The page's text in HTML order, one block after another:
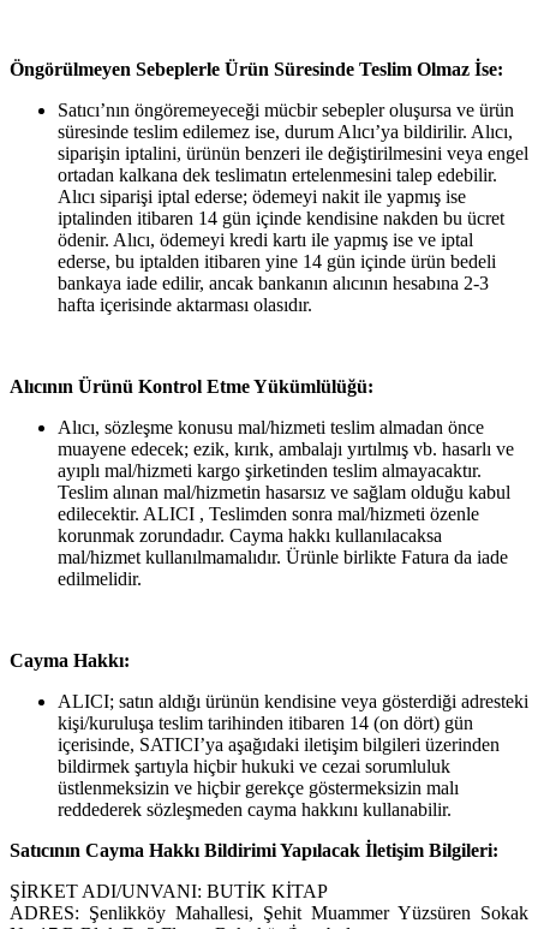
Öngörülmeyen Sebeplerle Ürün Süresinde Teslim Olmaz İse:
Satıcı’nın öngöremeyeceği mücbir sebepler oluşursa ve ürün
süresinde teslim edilemez ise, durum Alıcı’ya bildirilir. Alıcı,
siparişin iptalini, ürünün benzeri ile değiştirilmesini veya engel
ortadan kalkana dek teslimatın ertelenmesini talep edebilir.
Alıcı siparişi iptal ederse; ödemeyi nakit ile yapmış ise
iptalinden itibaren 14 gün içinde kendisine nakden bu ücret
ödenir. Alıcı, ödemeyi kredi kartı ile yapmış ise ve iptal
ederse, bu iptalden itibaren yine 14 gün içinde ürün bedeli
bankaya iade edilir, ancak bankanın alıcının hesabına 2-3
hafta içerisinde aktarması olasıdır.
Alıcının Ürünü Kontrol Etme Yükümlülüğü:
Alıcı, sözleşme konusu mal/hizmeti teslim almadan önce
muayene edecek; ezik, kırık, ambalajı yırtılmış vb. hasarlı ve
ayıplı mal/hizmeti kargo şirketinden teslim almayacaktır.
Teslim alınan mal/hizmetin hasarsız ve sağlam olduğu kabul
edilecektir. ALICI , Teslimden sonra mal/hizmeti özenle
korunmak zorundadır. Cayma hakkı kullanılacaksa
mal/hizmet kullanılmamalıdır. Ürünle birlikte Fatura da iade
edilmelidir.
Cayma Hakkı:
ALICI; satın aldığı ürünün kendisine veya gösterdiği adresteki
kişi/kuruluşa teslim tarihinden itibaren 14 (on dört) gün
içerisinde, SATICI’ya aşağıdaki iletişim bilgileri üzerinden
bildirmek şartıyla hiçbir hukuki ve cezai sorumluluk
üstlenmeksizin ve hiçbir gerekçe göstermeksizin malı
reddederek sözleşmeden cayma hakkını kullanabilir.
Satıcının Cayma Hakkı Bildirimi Yapılacak İletişim Bilgileri:
ŞİRKET ADI/UNVANI: BUTİK KİTAP
ADRES: Şenlikköy Mahallesi, Şehit Muammer Yüzsüren Sokak